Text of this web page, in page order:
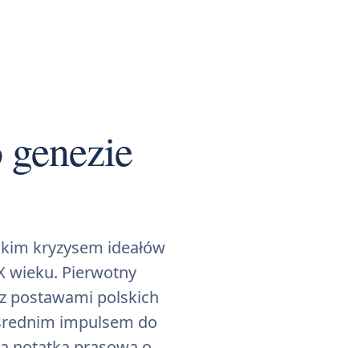
kryzysem ideałów
wieku. Pierwotny
postawami polskich
impulsem do